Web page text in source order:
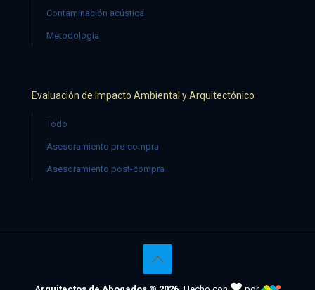
Contaminación acústica
Metodología
Evaluación de Impacto Ambiental y Arquitectónico
Todo
Asesoramiento pre-compra
Asesoramiento post-compra